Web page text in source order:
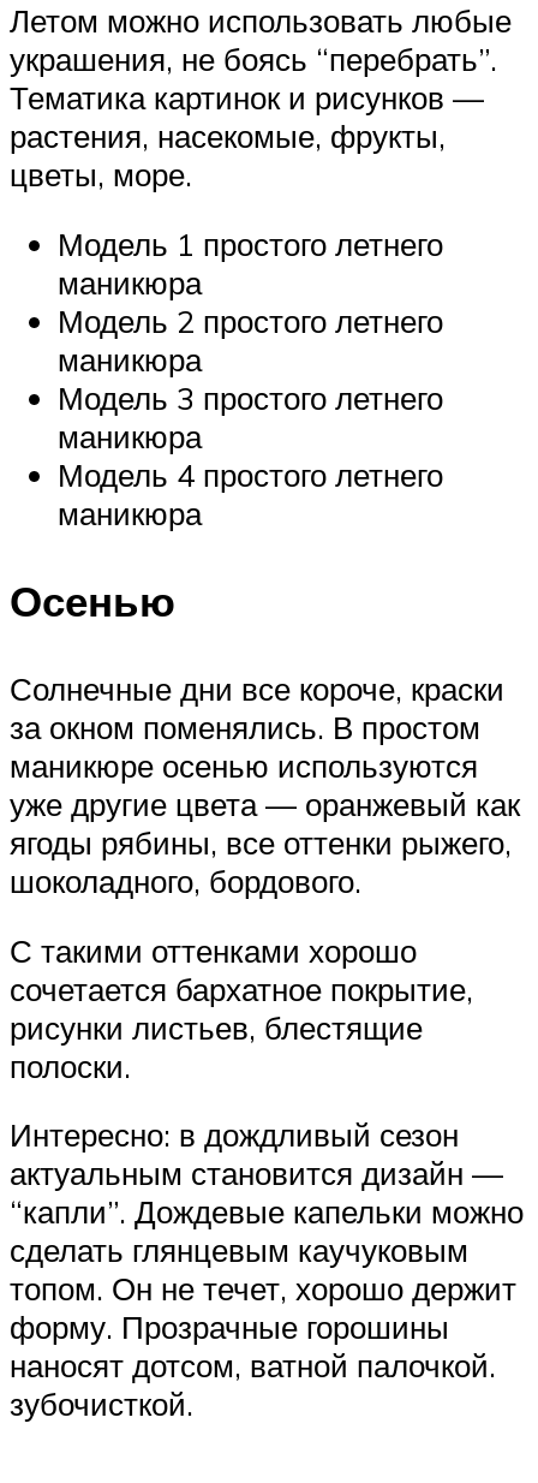
Летом можно использовать любые
украшения, не боясь “перебрать”.
Тематика картинок и рисунков —
растения, насекомые, фрукты,
цветы, море.
Модель 1 простого летнего
маникюра
Модель 2 простого летнего
маникюра
Модель 3 простого летнего
маникюра
Модель 4 простого летнего
маникюра
Осенью
Солнечные дни все короче, краски
за окном поменялись. В простом
маникюре осенью используются
уже другие цвета — оранжевый как
ягоды рябины, все оттенки рыжего,
шоколадного, бордового.
С такими оттенками хорошо
сочетается бархатное покрытие,
рисунки листьев, блестящие
полоски.
Интересно: в дождливый сезон
актуальным становится дизайн —
“капли”. Дождевые капельки можно
сделать глянцевым каучуковым
топом. Он не течет, хорошо держит
форму. Прозрачные горошины
наносят дотсом, ватной палочкой.
зубочисткой.